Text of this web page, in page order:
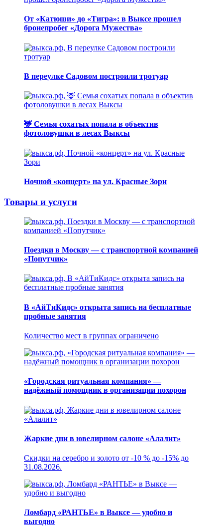
От «Катюши» до «Тигра»: в Выксе прошел
бронепробег «Дорога Мужества»
В переулке Садовом построили тротуар
🦌 Семья сохатых попала в объектив
фотоловушки в лесах Выксы
Ночной «концерт» на ул. Красные Зори
Товары и услуги
Поездки в Москву — с транспортной компанией
«Попутчик»
В «АйТиКидс» открыта запись на бесплатные
пробные занятия
Количество мест в группах ограничено
«Городская ритуальная компания» —
надёжный помощник в организации похорон
Жаркие дни в ювелирном салоне «Алалит»
Скидки на серебро и золото от -10 % до -15% до
31.08.2026.
Ломбард «РАНТЬЕ» в Выксе — удобно и
выгодно